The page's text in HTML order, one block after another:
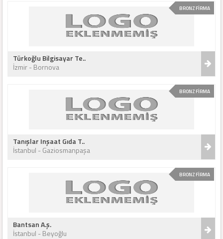
BRONZ FİRMA
Türkoğlu Bilgisayar Te..
İzmir - Bornova
BRONZ FİRMA
Tanışlar Inşaat Gıda T..
İstanbul - Gaziosmanpaşa
BRONZ FİRMA
Bantsan A.ş.
İstanbul - Beyoğlu